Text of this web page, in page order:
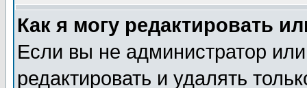
Как я могу редактировать
Если вы не администратор
редактировать и удалять